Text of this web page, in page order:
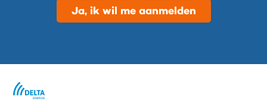
Ja, ik wil me aanmelden